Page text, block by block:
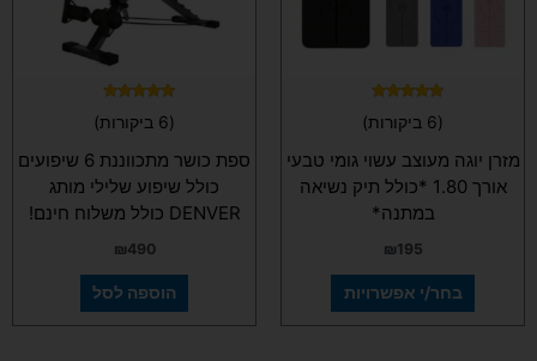
4.83
(6 ביקורות)
מזרן יוגה מעוצב עשוי גומי טבעי
אורך 1.80 *כולל תיק נשיאה
במתנה*
₪195
בחר/י אפשרויות
בעמוד
המוצר
5.00
(6 ביקורות)
ספת כושר מתכווננת 6 שיפועים
כולל שיפוע שלילי מותג
DENVER כולל משלוח חינם!
₪490
הוספה לסל